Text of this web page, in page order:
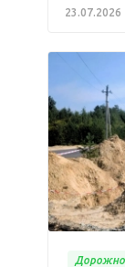
23.07.2026